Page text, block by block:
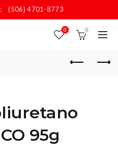
(506) 4701-8773
0 0
95g